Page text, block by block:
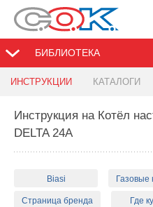
БИБЛИОТЕКА
ИНСТРУКЦИИ КАТАЛОГИ
Инструкция на Котёл
DELTA 24A
Biasi Газовые
Страница бренда Где